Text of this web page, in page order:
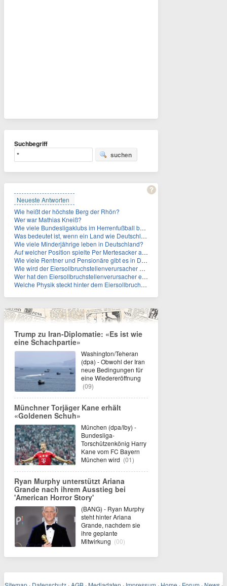
Suchbegriff
suchen
Neueste Antworten
Wie heißt der höchste Berg der Rhön?
Wer war Mathias Kneiß?
Wie viele Bundesligaklubs im Herrenfußball befinden sich in NRW?
Was bedeutet ist, wenn ein Land wie Deutschland ein Demographieproblem hat?
Wie viele Minderjährige leben in Deutschland?
Auf welcher Position spielte Per Mertesacker als Fußballer?
Wie viele Rentner und Pensionäre gibt es in Deutschland aktuell?
Wie wird der Eiersollbruchstellenverursacher auch genannt?
Wer hat den Eiersollbruchstellenverursacher erfunden?
Welche Physik steckt hinter dem Eiersollbruchstellenverursacher?
Trump zu Iran-Diplomatie: «Es ist wie
eine Schachpartie»
Washington/Teheran
(dpa) - Obwohl der Iran
neue Bedingungen für
eine Wiedereröffnung
(09)
Münchner Torjäger Kane erhält
«Goldenen Schuh»
München (dpa/lby) -
Bundesliga-
Torschützenkönig Harry
Kane vom FC Bayern
München wird (01)
Ryan Murphy unterstützt Ariana
Grande nach ihrem Ausstieg bei
'American Horror Story'
(BANG) - Ryan Murphy
steht hinter Ariana
Grande, nachdem sie
ihre geplante
Mitwirkung (00)